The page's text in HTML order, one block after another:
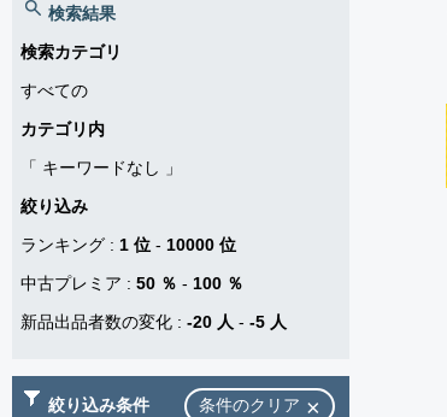
検索結果
検索カテゴリ
すべての
カテゴリ内
「 キーワードなし
」
絞り込み
ランキング : 1 位 - 10000 位
中古プレミア : 50 ％ - 100 ％
新品出品者数の変化 : -20 人 - -5 人
絞り込み条件 条件のクリア